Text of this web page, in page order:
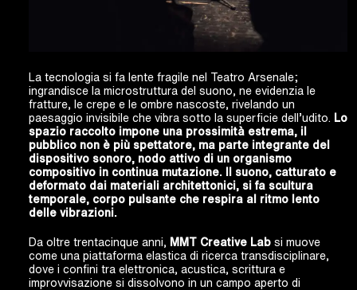
La tecnologia si fa lente fragile nel Teatro Arsenale;
ingrandisce la microstruttura del suono, ne evidenzia le
fratture, le crepe e le ombre nascoste, rivelando un
paesaggio invisibile che vibra sotto la superficie dell’udito. Lo
spazio raccolto impone una prossimità estrema, il
pubblico non è più spettatore, ma parte integrante del
dispositivo sonoro, nodo attivo di un organismo
compositivo in continua mutazione. Il suono, catturato e
deformato dai materiali architettonici, si fa scultura
temporale, corpo pulsante che respira al ritmo lento
delle vibrazioni.
Da oltre trentacinque anni, MMT Creative Lab si muove
come una piattaforma elastica di ricerca transdisciplinare,
dove i confini tra elettronica, acustica, scrittura e
improvvisazione si dissolvono in un campo aperto di